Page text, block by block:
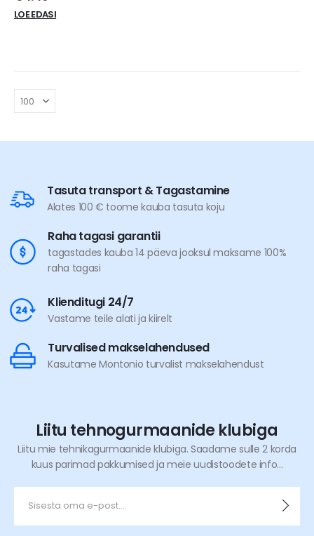
LOE EDASI
Tasuta transport & Tagastamine
Alates 100 € toome kauba tasuta koju
Raha tagasi garantii
tagastades kauba 14 päeva jooksul maksame 100%
raha tagasi
Klienditugi 24/7
Vastame teile alati ja kiirelt
Turvalised makselahendused
Kasutame Montonio turvalist makselahendust
Liitu tehnogurmaanide klubiga
Liitu mie tehnikagurmaanide klubiga. Saadame sulle 2 korda
kuus parimad pakkumised ja meie uudistoodete info...